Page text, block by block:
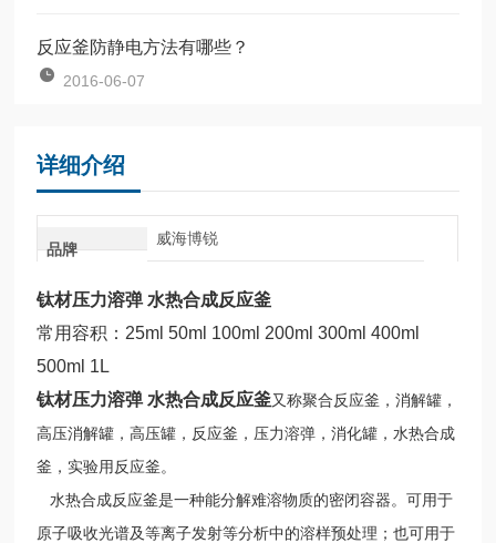
反应釜防静电方法有哪些？
2016-06-07
详细介绍
品牌
威海博锐
钛材压力溶弹 水热合成反应釜
常用容积： 25ml 50ml 100ml 200ml 300ml 400ml
500ml 1L
钛材压力溶弹 水热合成反应釜又称聚合反应釜，消解罐，
高压消解罐，高压罐，反应釜，压力溶弹，消化罐，水热合成
釜，实验用反应釜。
水热合成反应釜是一种能分解难溶物质的密闭容器。可用于
原子吸收光谱及等离子发射等分析中的溶样预处理；也可用于